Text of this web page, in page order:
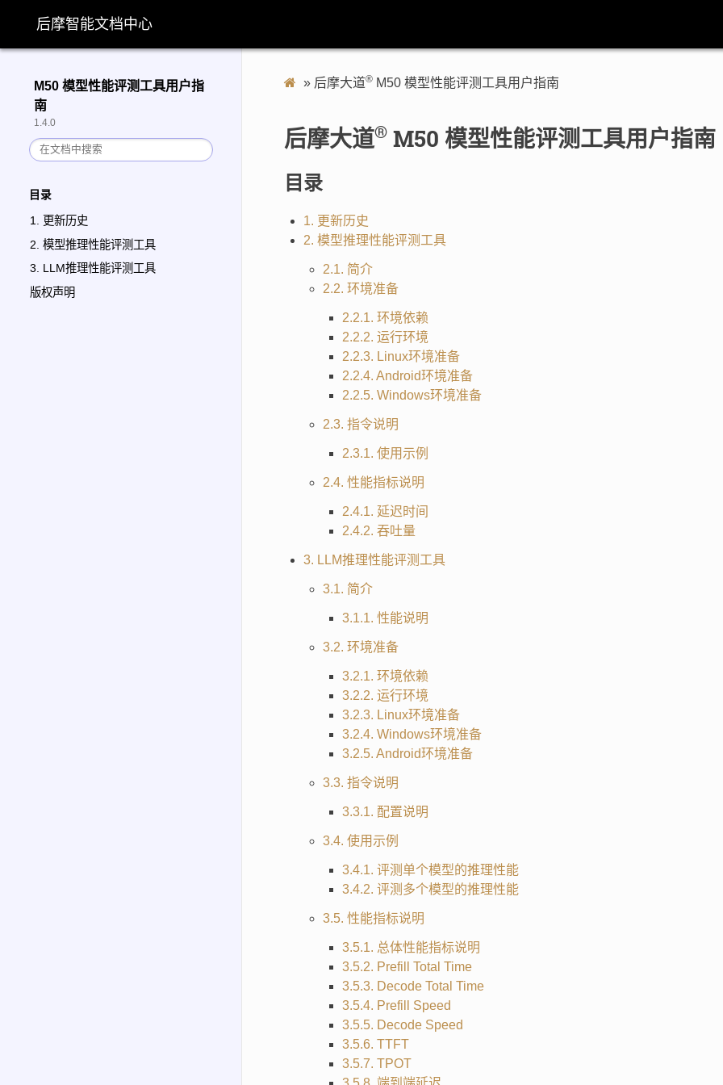
后摩智能文档中心
M50 模型性能评测工具用户指
南
1.4.0
目录
1. 更新历史
2. 模型推理性能评测工具
3. LLM推理性能评测工具
版权声明
» 后摩大道®M50 模型性能评测工具用户指南
后摩大道®M50 模型性能评测工具用户指南
目录
1. 更新历史
2. 模型推理性能评测工具
2.1. 简介
2.2. 环境准备
2.2.1. 环境依赖
2.2.2. 运行环境
2.2.3. Linux环境准备
2.2.4. Android环境准备
2.2.5. Windows环境准备
2.3. 指令说明
2.3.1. 使用示例
2.4. 性能指标说明
2.4.1. 延迟时间
2.4.2. 吞吐量
3. LLM推理性能评测工具
3.1. 简介
3.1.1. 性能说明
3.2. 环境准备
3.2.1. 环境依赖
3.2.2. 运行环境
3.2.3. Linux环境准备
3.2.4. Windows环境准备
3.2.5. Android环境准备
3.3. 指令说明
3.3.1. 配置说明
3.4. 使用示例
3.4.1. 评测单个模型的推理性能
3.4.2. 评测多个模型的推理性能
3.5. 性能指标说明
3.5.1. 总体性能指标说明
3.5.2. Prefill Total Time
3.5.3. Decode Total Time
3.5.4. Prefill Speed
3.5.5. Decode Speed
3.5.6. TTFT
3.5.7. TPOT